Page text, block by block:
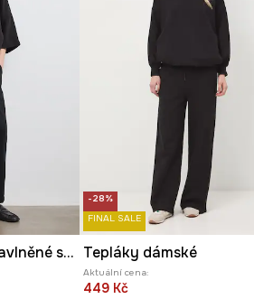
Tepláky dámské bavlněné s elastanem hladké
-28%
FINAL SALE
Tepláky dámské
Aktuální cena:
449 Kč